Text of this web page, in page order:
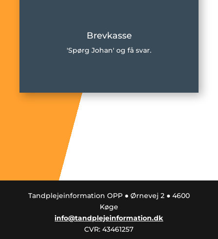
Brevkasse
'Spørg Johan' og få svar.
Tandplejeinformation OPP ● Ørnevej 2 ● 4600
Køge
info@tandplejeinformation.dk
CVR: 43461257